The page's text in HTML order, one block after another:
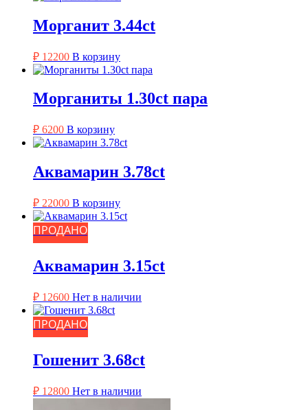
Морганит 3.44ct
₽ 12200 В корзину
Морганиты 1.30ct пара
₽ 6200 В корзину
Аквамарин 3.78ct
₽ 22000 В корзину
ПРОДАНО
Аквамарин 3.15ct
₽ 12600 Нет в наличии
ПРОДАНО
Гошенит 3.68ct
₽ 12800 Нет в наличии